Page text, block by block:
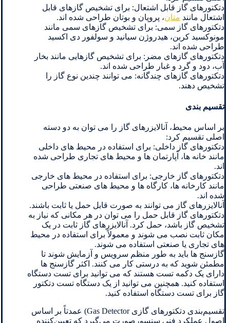
دتکتورهای گاز قابل اشتعال: برای تشخیص گازهای قابل
اشتعال مانند متان، پروپان و بوتان طراحی شده اند.
دتکتورهای گاز سمی: برای تشخیص گازهای سمی مانند
مونوکسید کربن، هیدروژن سیانید و سولفور دی اکسید
طراحی شده اند.
دتکتورهای گازهای مضر: برای تشخیص گازهایی مانند بخار
آب، دود و گرد و غبار طراحی شده اند.
دتکتورهای گازهای چندگانه: می توانند چندین نوع گاز را
تشخیص دهند.
تقسیم بندی
بر اساس محیط، آنالایزرهای گاز را می توان به دو دسته
اصلی تقسیم کرد:
دتکتورهای گاز داخلی: برای استفاده در محیط های داخلی
مانند خانه ها، آپارتمان ها و محیط های تجاری طراحی شده
اند.
دتکتورهای گاز خارجی: برای استفاده در محیط های خارجی
مانند کارخانه ها، کارگاه ها و محیط های صنعتی طراحی
شده اند.
آنالایزرهای گاز می توانند به صورت قابل حمل یا ثابت باشند.
دتکتورهای گاز قابل حمل را می توان در هر مکانی که نیاز به
تشخیص گاز باشد، حمل کرد. آنالایزرهای گاز ثابت در یک
مکان ثابت نصب می شوند و معمولاً برای استفاده در محیط
های تجاری یا صنعتی استفاده می شوند.
گازسنج ها باید به طور منظم سرویس و آزمایش شوند تا
مطمئن شوید که به درستی کار می کنند. اکثر گازسنج ها
دارای یک دکمه تست هستند که می توانید برای تست دستگاه
استفاده کنید. همچنین می توانید از یک دستگاه تست دتکتور
گاز برای تست دستگاه استفاده کنید.
تقسیم‌بندی دتکتورهای گازی Gas Detector) عمدتاً بر اساس
اصول عملکرد فنی سنسورصورت می‌گیرد که تعیین‌کننده